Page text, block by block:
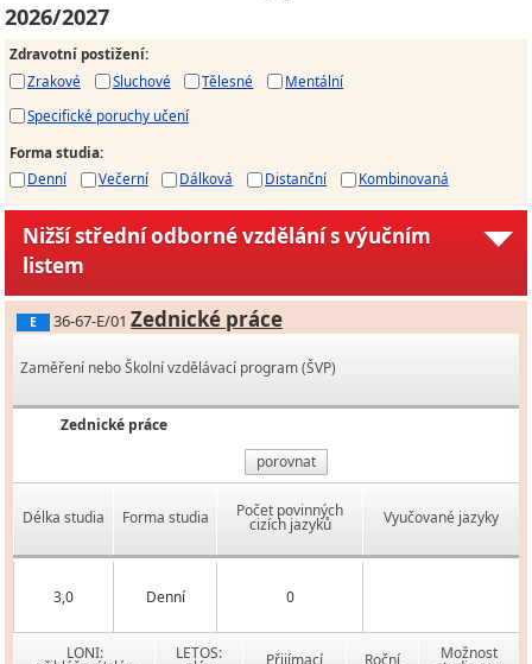
2026/2027
Zdravotní postižení:
Zrakové
Sluchové Tělesné
Mentální
Specifické poruchy učení
Forma studia:
Denní
Večerní Dálková Distanční Kombinovaná
Nižší střední odborné vzdělání s výučním
listem
E 36-67-E/01 Zednické práce
Zaměření nebo Školní vzdělávací program (ŠVP)
Zednické práce
porovnat
Délka studia Forma studia Počet povinných
cizích jazyků Vyučované jazyky
3,0 Denní 0
LONI: LETOS: Možnost